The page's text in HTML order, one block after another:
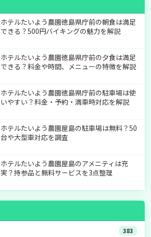
ホテルたいよう農園徳島県庁前の朝食は満足
できる？500円バイキングの魅力を解説
ホテルたいよう農園徳島県庁前の夕食は満足
できる？料金や時間、メニューの特徴を解説
ホテルたいよう農園徳島県庁前の駐車場は使
いやすい？料金・予約・満車時対応を解説
ホテルたいよう農園屋島の駐車場は無料？50
台や大型車対応を調査
ホテルたいよう農園屋島のアメニティは充
実？持参品と無料サービスを3点整理
383